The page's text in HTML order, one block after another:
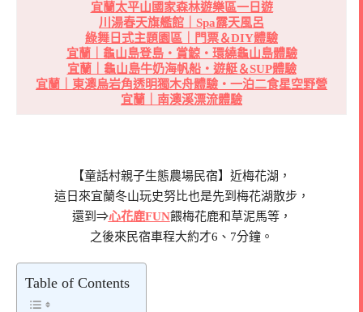
宜蘭太平山國家森林遊樂區一日遊
川湯春天旗艦館｜Spa露天風呂
綠舞日式主題園區｜門票＆DIY體驗
宜蘭｜龜山島登島・賞鯨・環繞龜山島體驗
宜蘭｜龜山島牛奶海帆船・遊艇＆SUP體驗
宜蘭｜東澳烏岩角透明獨木舟體驗・一泊二食星空野營
宜蘭｜南澳溪漂流體驗
【童話村親子生態農場民宿】近梅花湖，
這日來宜蘭冬山玩史努比也是先到梅花湖散步，
還到⇒心花鹿FUN餵梅花鹿和草泥馬等，
之後來民宿車程大約才6、7分鐘。
Table of Contents